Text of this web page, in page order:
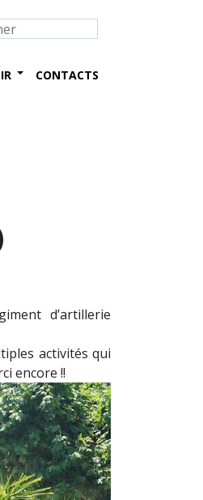
CONTACTS
d’artillerie
activités qui
encore !!